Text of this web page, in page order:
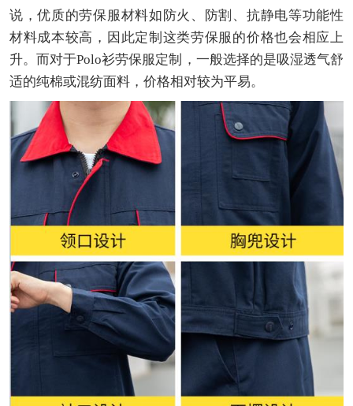
说，优质的劳保服材料如防火、防割、抗静电等功能性
材料成本较高，因此定制这类劳保服的价格也会相应上
升。而对于Polo衫劳保服定制，一般选择的是吸湿透气舒
适的纯棉或混纺面料，价格相对较为平易。